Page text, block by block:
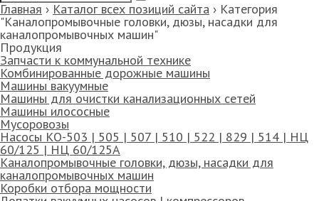
Главная › Каталог всех позиций сайта › Категория
"Каналопромывочные головки, дюзы, насадки для
каналопромывочных машин"
Продукция
Запчасти к коммунальной технике
Комбинированные дорожные машины
Машины вакуумные
Машины для очистки канализационных сетей
Машины илососные
Мусоровозы
Насосы КО-503 | 505 | 507 | 510 | 522 | 829 | 514 | НЦ
60/125 | НЦ 60/125А
Каналопромывочные головки, дюзы, насадки для
каналопромывочных машин
Коробки отбора мощности